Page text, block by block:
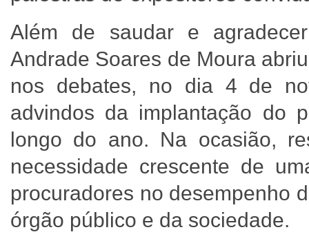
Além de saudar e
Andrade Soares de Moura
nos debates, no dia 4 de
advindos da implantação do
longo do ano. Na ocasião,
necessidade crescente de
procuradores no desempenho
órgão público e da sociedade.